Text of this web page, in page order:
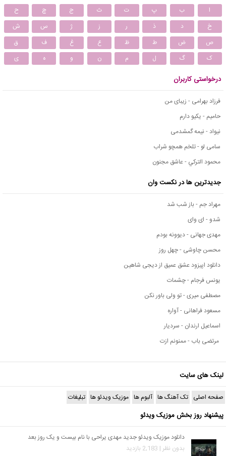
ا ب پ ت ث ج چ
ح
خ
د ذ ر ز ژ س
ش
ص
ض ط ظ ع غ ف
ق
ک
گ ل م ن و ه ی
درخواستی کاربران
فرزاد بهرامی - زیبای من
حامیم - یکیو دارم
نیواد - نیمه گمشدمی
سامی لو - تلخم همچو شراب
محمود التركي - عاشق مجنون
جدیدترین ها در نکست وان
مهراد جم - باز شب شد
شدو - ای وای
مهدی جهانی - دیوونه بودم
محسن چاوشی - چهل روز
دانلود اپیزود عشق عمیق از دیجی شاهین
یونس فرجام - چشمات
مصطفی میری - تو ولی باور نکن
مسعود فراهانی - آواره
اسماعیل ارندان - سردیار
مرتضی باب - ممنونم ازت
لینک های سایت
صفحه اصلی تک آهنگ ها آلبوم ها موزیک ویدئو ها تبلیغات
پیشنهاد روز بخش موزیک ویدئو
دانلود موزیک ویدئو جدید مهدی یراحی با نام بیست و یک روز بعد
بدون نظر | 2,183 بازدید